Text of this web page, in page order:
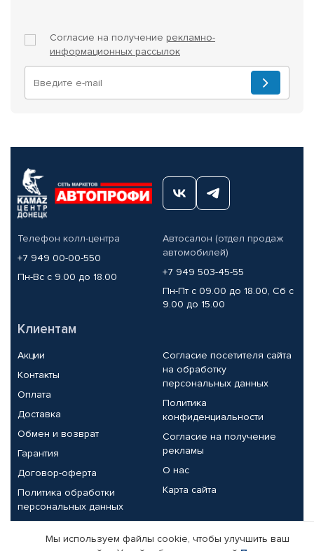
Согласие на получение рекламно-
информационных рассылок
Телефон колл-центра
+7 949 00-00-550
Пн-Вс с 9.00 до 18.00
Автосалон (отдел продаж
автомобилей)
+7 949 503-45-55
Пн-Пт с 09.00 до 18.00, Сб с
9.00 до 15.00
Клиентам
Акции
Контакты
Оплата
Доставка
Обмен и возврат
Гарантия
Договор-оферта
Политика обработки
персональных данных
Согласие посетителя сайта
на обработку
персональных данных
Политика
конфиденциальности
Согласие на получение
рекламы
О нас
Карта сайта
Партнерам
Мы используем файлы cookie, чтобы улучшить ваш